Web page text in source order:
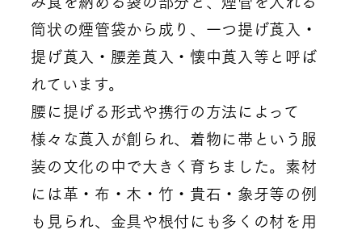
筒状の煙管袋から成り、一つ提げ莨入・
提げ莨入・腰差莨入・懐中莨入等と呼ば
れています。
腰に提げる形式や携行の方法によって
様々な莨入が創られ、着物に帯という服
装の文化の中で大きく育ちました。素材
には革・布・木・竹・貴石・象牙等の例
も見られ、金具や根付にも多くの材を用